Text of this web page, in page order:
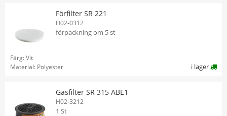
Förfilter SR 221
H02-0312
förpackning om 5 st
Färg: Vit
Material: Polyester
i lager
Gasfilter SR 315 ABE1
H02-3212
1 St